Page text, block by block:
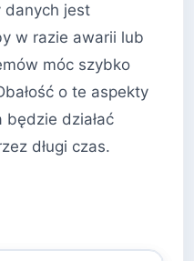
danych jest
w razie awarii lub
móc szybko
o te aspekty
działać
długi czas.